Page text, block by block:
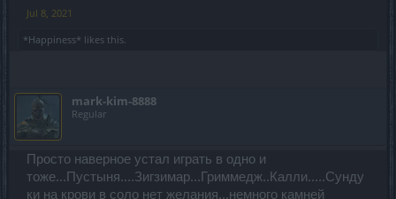
Jul 8, 2021
*Happiness* likes this.
mark-kim-8888
Regular
Просто наверное устал играть в одно и
тоже...Пустыня....Зигзимар...Гриммедж..Калли.....Сунду
ки на крови в соло нет желания...немного камней